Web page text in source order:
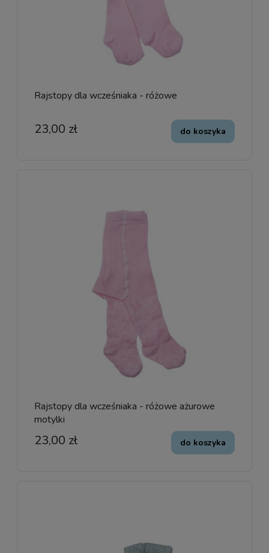
Rajstopy dla wcześniaka - różowe
23,00 zł do koszyka
Rajstopy dla wcześniaka - różowe ażurowe
motylki
23,00 zł do koszyka